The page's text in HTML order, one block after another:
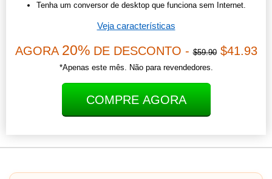
Tenha um conversor de desktop que funciona sem Internet.
Veja características
AGORA 20%DE DESCONTO -$59.90$41.93
*Apenas este mês. Não para revendedores.
COMPRE AGORA